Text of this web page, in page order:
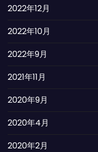
2022年12月
2022年10月
2022年9月
2021年11月
2020年9月
2020年4月
2020年2月